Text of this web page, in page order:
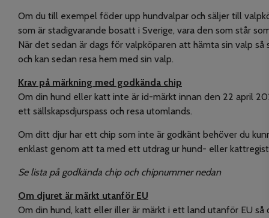
Om du till exempel föder upp hundvalpar och säljer till
som är stadigvarande bosatt i Sverige, vara den som står
När det sedan är dags för valpköparen att hämta sin valp så
och kan sedan resa hem med sin valp.
Krav på märkning med godkända chip
Om din hund eller katt inte är id-märkt innan den 22 april
ett sällskapsdjurspass och resa utomlands.
Om ditt djur har ett chip som inte är godkänt behöver du
enklast genom att ta med ett utdrag ur hund- eller
Se lista på godkända chip och chipnummer nedan
Om djuret är märkt utanför EU
Om din hund, katt eller iller är märkt i ett land utanför EU